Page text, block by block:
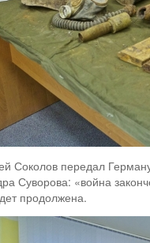
Соколов передал
Суворова: «война
продолжена.